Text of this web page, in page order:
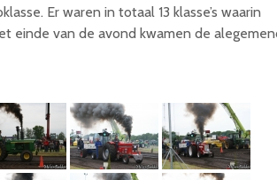
Er waren in totaal 13 klasse’s waarin
einde van de avond kwamen de